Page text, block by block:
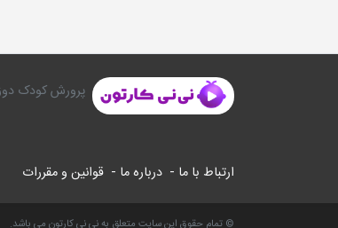
پرورش کودک
ارتباط با ما - درباره ما - قوانین و مقررات
© تمام حقوق این سایت متعلق به نی نی کارتون می باشد.